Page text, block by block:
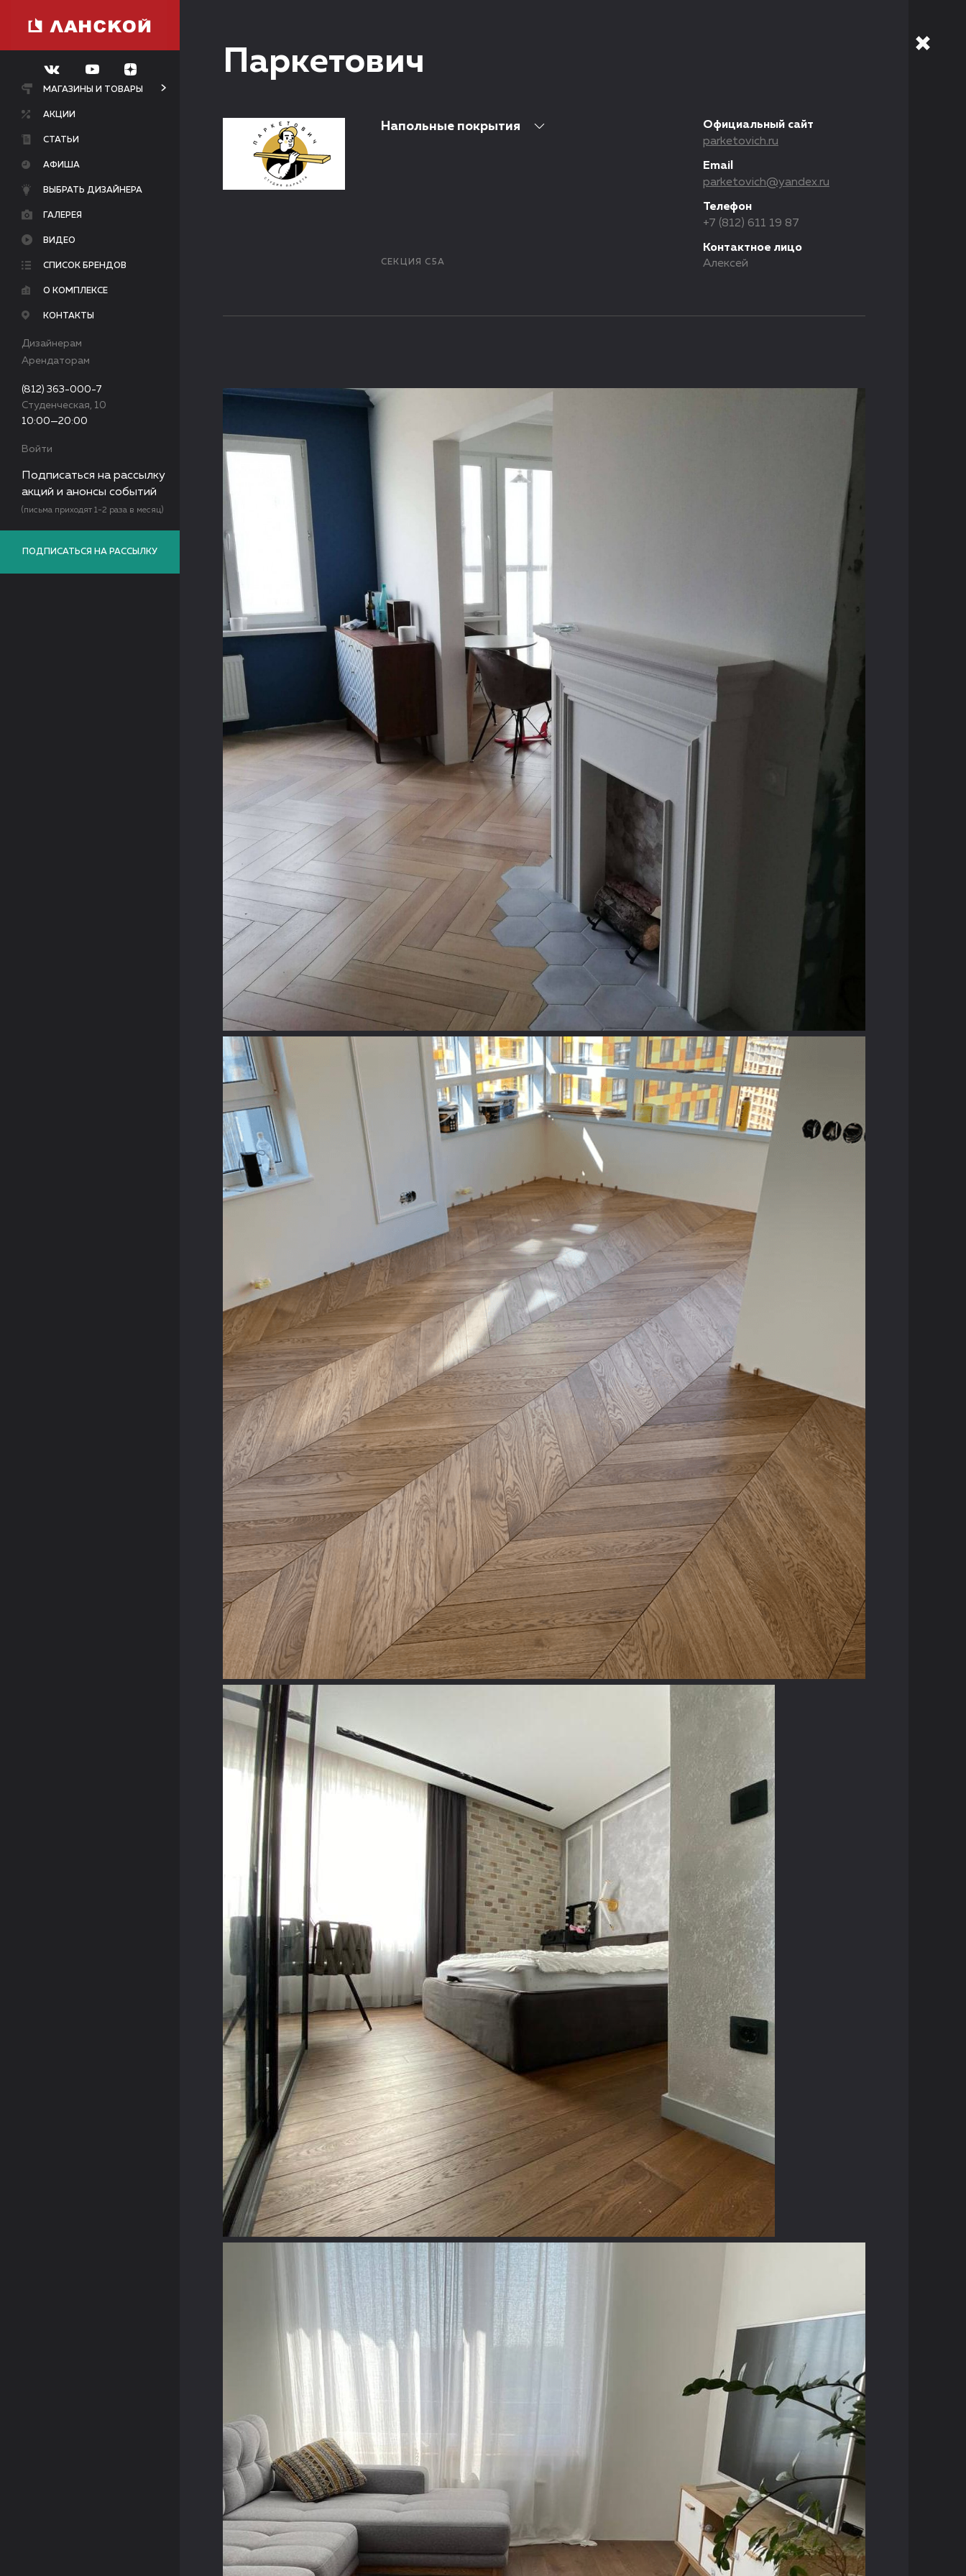
МАГАЗИНЫ И ТОВАРЫ
АКЦИИ
СТАТЬИ
АФИША
ВЫБРАТЬ ДИЗАЙНЕРА
ГАЛЕРЕЯ
ВИДЕО
СПИСОК БРЕНДОВ
О КОМПЛЕКСЕ
КОНТАКТЫ
Дизайнерам
Арендаторам
(812) 363-000-7
Студенческая, 10
10:00—20:00
Войти
Подписаться на рассылку
акций и анонсы событий
(письма приходят 1-2 раза в месяц)
ПОДПИСАТЬСЯ НА РАССЫЛКУ
Паркетович
Напольные покрытия
СЕКЦИЯ С5А
Официальный сайт
parketovich.ru
Email
parketovich@yandex.ru
Телефон
+7 (812) 611 19 87
Контактное лицо
Алексей